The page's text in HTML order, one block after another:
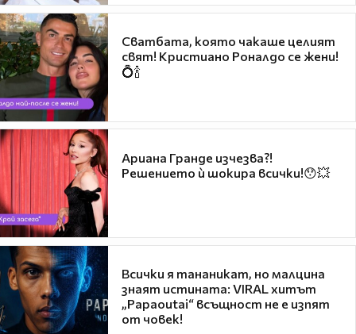
Сватбата, която чакаше целият
свят! Кристиано Роналдо се жени!
💍🍾
Ариана Гранде изчезва?!
Решението ѝ шокира всички!😯💥
Всички я тананикат, но малцина
знаят истината: VIRAL хитът
„Papaoutai“ всъщност не е изпят
от човек!